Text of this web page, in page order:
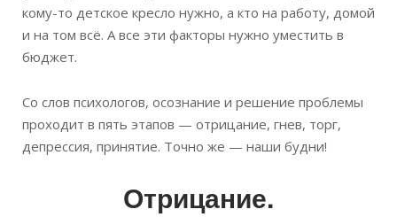
кому-то детское кресло нужно, а кто на работу, домой
и на том всё. А все эти факторы нужно уместить в
бюджет.
Со слов психологов, осознание и решение проблемы
проходит в пять этапов — отрицание, гнев, торг,
депрессия, принятие. Точно же — наши будни!
Отрицание.